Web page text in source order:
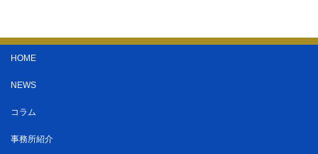
HOME
NEWS
コラム
事務所紹介